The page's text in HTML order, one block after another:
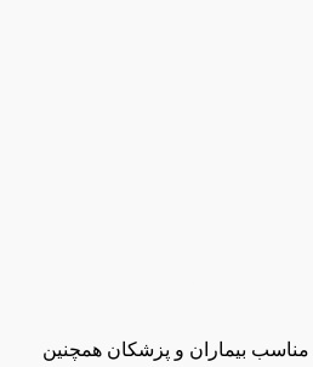
بیماران و پزشکان همچنین